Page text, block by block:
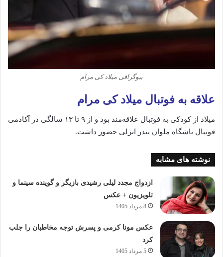
بیوگرافی میلاد کی‌ مرام
علاقه به فوتبال میلاد کی مرام
میلاد از کودکی به فوتبال علاقه‌مند بود و از ۹ تا ۱۳ سالگی در آکادمی
فوتبال باشگاه ملوان بندر انزلی حضور داشت.
نوشته های مشابه
ازدواج مجدد لیلی رشیدی بازیگر و گوینده سینما و
تلویزیون + عکس
8 مرداد 1405
عکس مونا کرمی و پسرش توجه مخاطبان را جلب
کرد
5 مرداد 1405